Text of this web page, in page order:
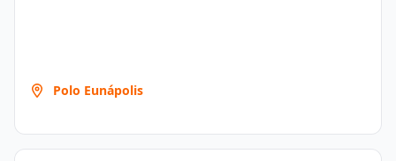
Polo Eunápolis